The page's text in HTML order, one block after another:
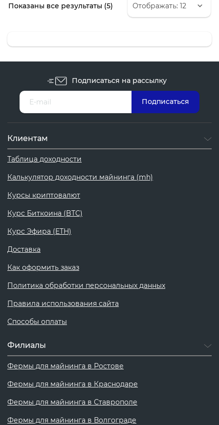
Показаны все результаты (5) Сортировка:
самые
Подписаться на рассылку
Клиентам
Таблица доходности
Калькулятор доходности майнинга (mh)
Курсы криптовалют
Курс Биткоина (BTC)
Курс Эфира (ETH)
Доставка
Как оформить заказ
Политика обработки персональных данных
Правила использования сайта
Способы оплаты
Филиалы
Фермы для майнинга в Ростове
Фермы для майнинга в Краснодаре
Фермы для майнинга в Ставрополе
Фермы для майнинга в Волгограде